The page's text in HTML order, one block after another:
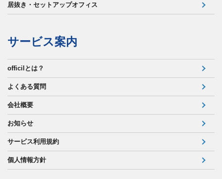
居抜き・セットアップオフィス
サービス案内
officilとは？
よくある質問
会社概要
お知らせ
サービス利用規約
個人情報方針